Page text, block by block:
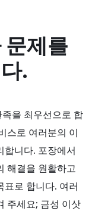
제를
.
을 최우선으로 합
스로 여러분의 이
합니다. 포장에서
해결을 원활하고
표로 합니다. 여러
주세요; 금성 이삿